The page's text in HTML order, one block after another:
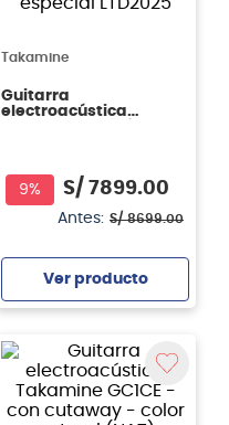
Takamine
Guitarra
electroacústica
9% S/ 7899.00
Antes: S/ 8699.00
Ver producto